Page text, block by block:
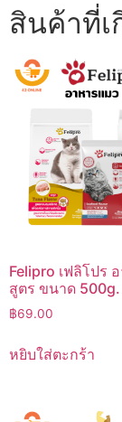
สินค้าที่เ
Felipro เฟลิโปร
สูตร ขนาด 500g.
฿69.00
หยิบใส่ตะกร้า